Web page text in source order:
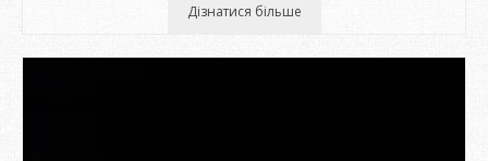
Дізнатися більше